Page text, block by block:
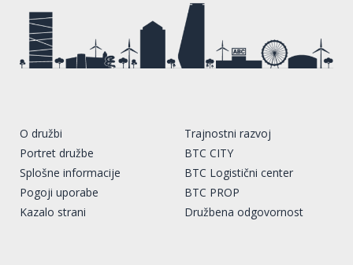
O družbi
Portret družbe
Splošne informacije
Pogoji uporabe
Kazalo strani
Trajnostni razvoj
BTC CITY
BTC Logistični center
BTC PROP
Družbena odgovornost